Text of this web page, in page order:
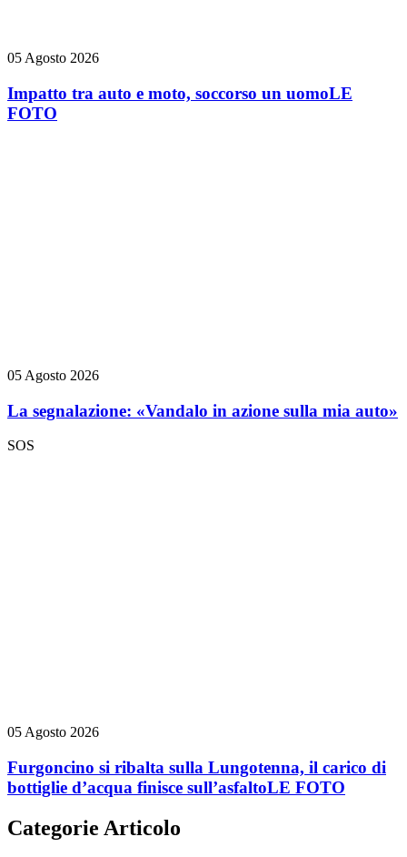
05 Agosto 2026
Impatto tra auto e moto, soccorso un uomoLE
FOTO
05 Agosto 2026
La segnalazione: «Vandalo in azione sulla mia auto»
SOS
05 Agosto 2026
Furgoncino si ribalta sulla Lungotenna, il carico di
bottiglie d’acqua finisce sull’asfaltoLE FOTO
Categorie Articolo